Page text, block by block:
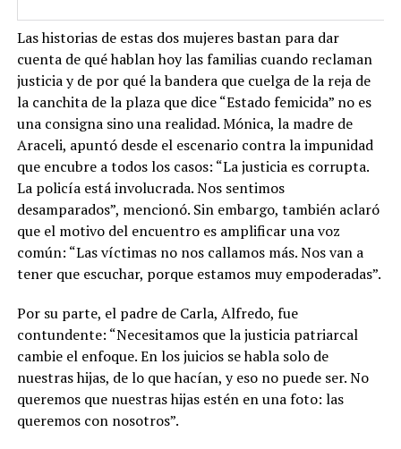
Las historias de estas dos mujeres bastan para dar
cuenta de qué hablan hoy las familias cuando reclaman
justicia y de por qué la bandera que cuelga de la reja de
la canchita de la plaza que dice “Estado femicida” no es
una consigna sino una realidad. Mónica, la madre de
Araceli, apuntó desde el escenario contra la impunidad
que encubre a todos los casos: “La justicia es corrupta.
La policía está involucrada. Nos sentimos
desamparados”, mencionó. Sin embargo, también aclaró
que el motivo del encuentro es amplificar una voz
común: “Las víctimas no nos callamos más. Nos van a
tener que escuchar, porque estamos muy empoderadas”.
Por su parte, el padre de Carla, Alfredo, fue
contundente: “Necesitamos que la justicia patriarcal
cambie el enfoque. En los juicios se habla solo de
nuestras hijas, de lo que hacían, y eso no puede ser. No
queremos que nuestras hijas estén en una foto: las
queremos con nosotros”.